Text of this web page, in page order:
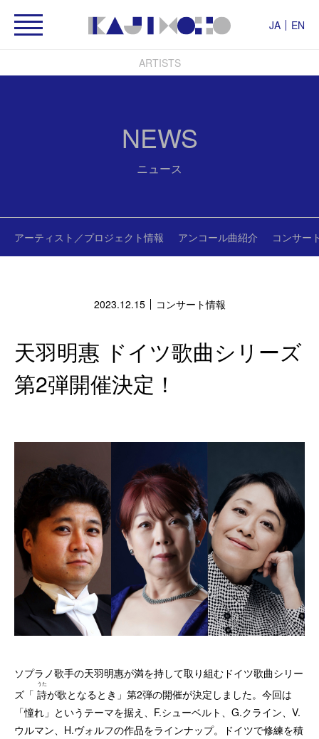
JA EN
ARTISTS
NEWS
ニュース
アーティスト／プロジェクト情報 アンコール曲紹介 コンサー
2023.12.15 コンサート情報
天羽明惠 ドイツ歌曲シリーズ
第2弾開催決定！
ソプラノ歌手の天羽明惠が満を持して取り組むドイツ歌曲シリー
ズ「 詩
うた
が歌となるとき」第2弾の開催が決定しました。今回は
「憧れ」というテーマを据え、F.シューベルト、G.クライン、V.
ウルマン、H.ヴォルフの作品をラインナップ。ドイツで修練を積